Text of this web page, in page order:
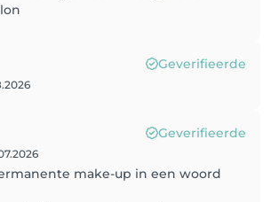
Geverifieerde
Geverifieerde
make-up in een woord